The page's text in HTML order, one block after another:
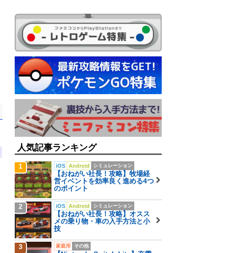
人気記事ランキング
1 iOS Android シミュレーション
【おねがい社長！攻略】牧場経
営イベントを効率良く進める4つ
のポイント
2 iOS Android シミュレーション
【おねがい社長！攻略】オスス
メの乗り物・車の入手方法と小
技
3 家庭用 その他